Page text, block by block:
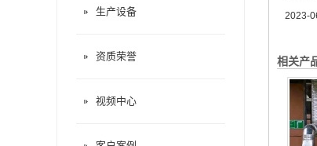
2023-
相关产
生产设备
资质荣誉
视频中心